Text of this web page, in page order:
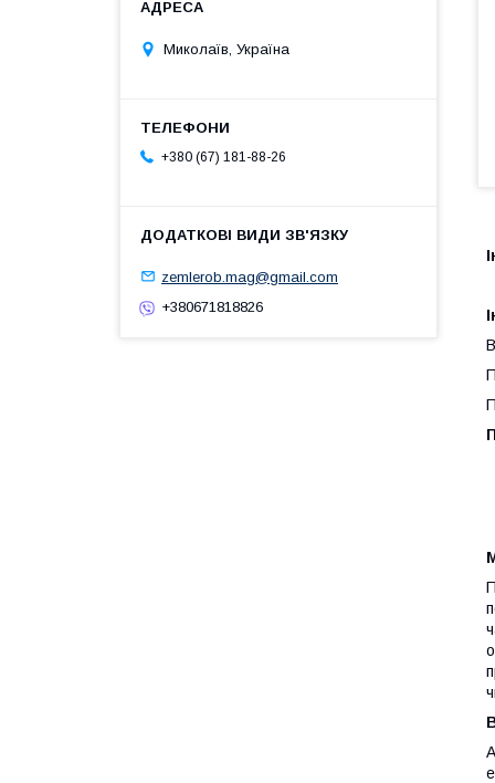
Миколаїв, Україна
+380 (67) 181-88-26
zemlerob.mag@gmail.com
+380671818826